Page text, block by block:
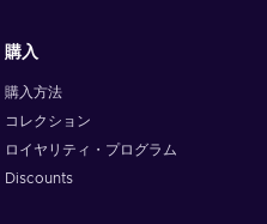
購入
購入方法
コレクション
ロイヤリティ・プログラム
Discounts